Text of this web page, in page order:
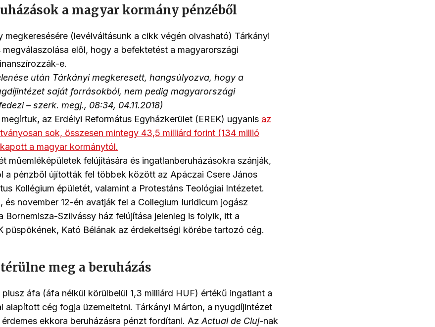
a magyar kormány pénzéből
megkeresésére (levélváltásunk a cikk végén olvasható) Tárkányi
elől, hogy a befektetést a magyarországi
e.
után Tárkányi megkeresett, hangsúlyozva, hogy a
saját forrásokból, nem pedig magyarországi
– szerk. megj., 08:34, 04.11.2018)
az Erdélyi Református Egyházkerület (EREK) ugyanis az
sok, összesen mintegy 43,5 milliárd forint (134 millió
a magyar kormánytól.
műemléképületek felújítására és ingatlanberuházásokra szánják,
a pénzből újították fel többek között az Apáczai Csere János
Kollégium épületét, valamint a Protestáns Teológiai Intézetet.
és november 12-én avatják fel a Collegium Iuridicum jogász
Bornemisza-Szilvássy ház felújítása jelenleg is folyik, itt a
püspökének, Kató Bélának az érdekeltségi körébe tartozó cég.
meg a beruházás
áfa (áfa nélkül körülbelül 1,3 milliárd HUF) értékű ingatlant a
alapított cég fogja üzemeltetni. Tárkányi Márton, a nyugdíjintézet
ekkora beruházásra pénzt fordítani. AzActual de Cluj-nak